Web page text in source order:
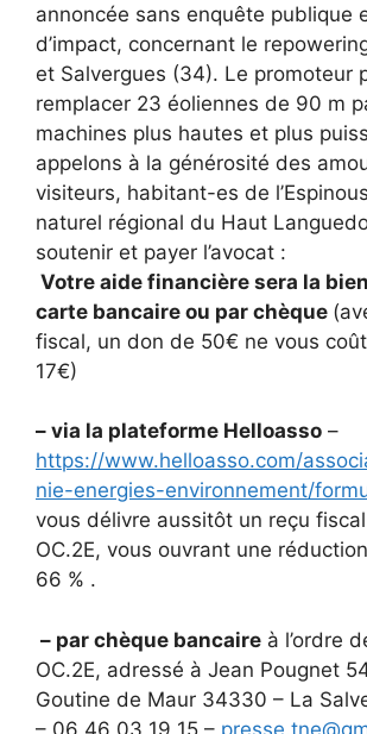
annoncée sans enquête publique
d’impact, concernant le
et Salvergues (34). Le promoteur
remplacer 23 éoliennes de 90 m
machines plus hautes et plus
appelons à la générosité des
visiteurs, habitant-es de
naturel régional du Haut
soutenir et payer l’avocat :
Votre aide financière sera la
carte bancaire ou par chèque
fiscal, un don de 50€ ne vous
17€)
– via la plateforme Helloasso –
https://www.helloasso.com/
nie-energies-environnement/
vous délivre aussitôt un reçu
OC.2E, vous ouvrant une
66 % .
– par chèque bancaire à l’ordre
OC.2E, adressé à Jean Pougnet
Goutine de Maur 34330 – La
– 06 46 03 19 15 –